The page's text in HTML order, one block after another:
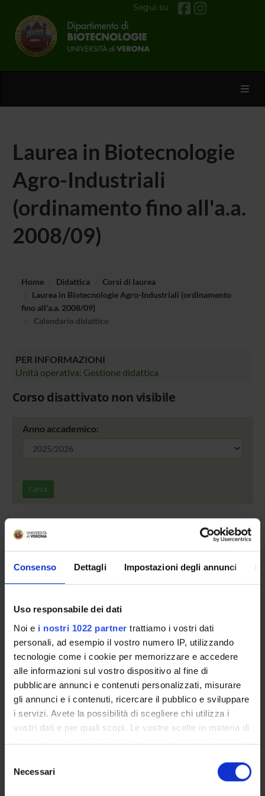
Consenso Dettagli Impostazioni degli annunci
Uso responsabile dei dati
Noi e i nostri 1022 partner trattiamo i vostri dati
personali, ad esempio il vostro numero IP, utilizzando
tecnologie come i cookie per memorizzare e accedere
alle informazioni sul vostro dispositivo al fine di
pubblicare annunci e contenuti personalizzati, misurare
gli annunci e i contenuti, ricercare il pubblico e sviluppare
i servizi. Avete la possibilità di scegliere chi utilizza i
vostri dati e per quali scopi. Le vostre scelte in materia di
privacy sono applicabili solo su questa proprietà digitale
modificare o revocare il proprio consenso in qualsiasi
momento dalla Dichiarazione sui cookie o facendo clic
delNecessari
Segui su
Laurea in Biotecnologie
Agro-Industriali
(ordinamento fino all'a.a.
2008/09)
Home Didattica
Corsi di laurea
Laurea in Biotecnologie Agro-Industriali (ordinamento
fino all'a.a. 2008/09)
Calendario didattico
PER INFORMAZIONI
Unità operativa: Gestione didattica
Corso disattivato non visibile
Anno accademico:
Cerca
Per l'anno accademico 2025/2026 non è stato ancora
stabilito un calendario didattico.
Calendario didattico
Piani didattici e Guide dello studente
Calendario esami
Organi collegiali e di governo
Bacheca avvisi
Alloggi
Agevolazioni economiche
Documenti